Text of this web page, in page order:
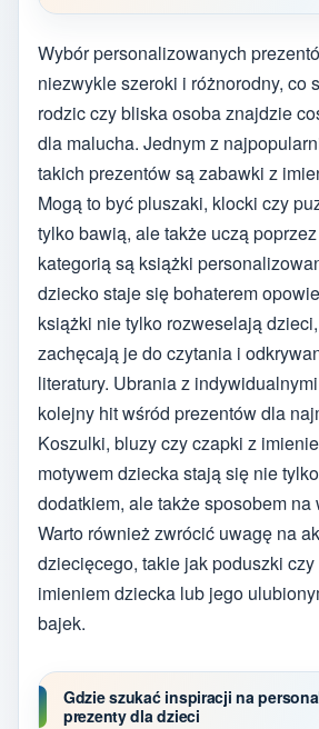
Wybór personalizowanych
niezwykle szeroki i różnorodny, co
rodzic czy bliska osoba znajdzie
dla malucha. Jednym z
takich prezentów są zabawki z
Mogą to być pluszaki, klocki czy
tylko bawią, ale także uczą
kategorią są książki
dziecko staje się bohaterem
książki nie tylko rozweselają
zachęcają je do czytania i
literatury. Ubrania z
kolejny hit wśród prezentów dla
Koszulki, bluzy czy czapki z
motywem dziecka stają się nie
dodatkiem, ale także sposobem
Warto również zwrócić uwagę na
dziecięcego, takie jak poduszki
imieniem dziecka lub jego
bajek.
Gdzie szukać inspiracji na
prezenty dla dzieci